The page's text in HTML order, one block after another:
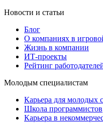
Новости и статьи
Блог
О компаниях в
Жизнь в компании
ИТ-проекты
Рейтинг
Молодым специалистам
Карьера для молодых
Школа программистов
Карьера в